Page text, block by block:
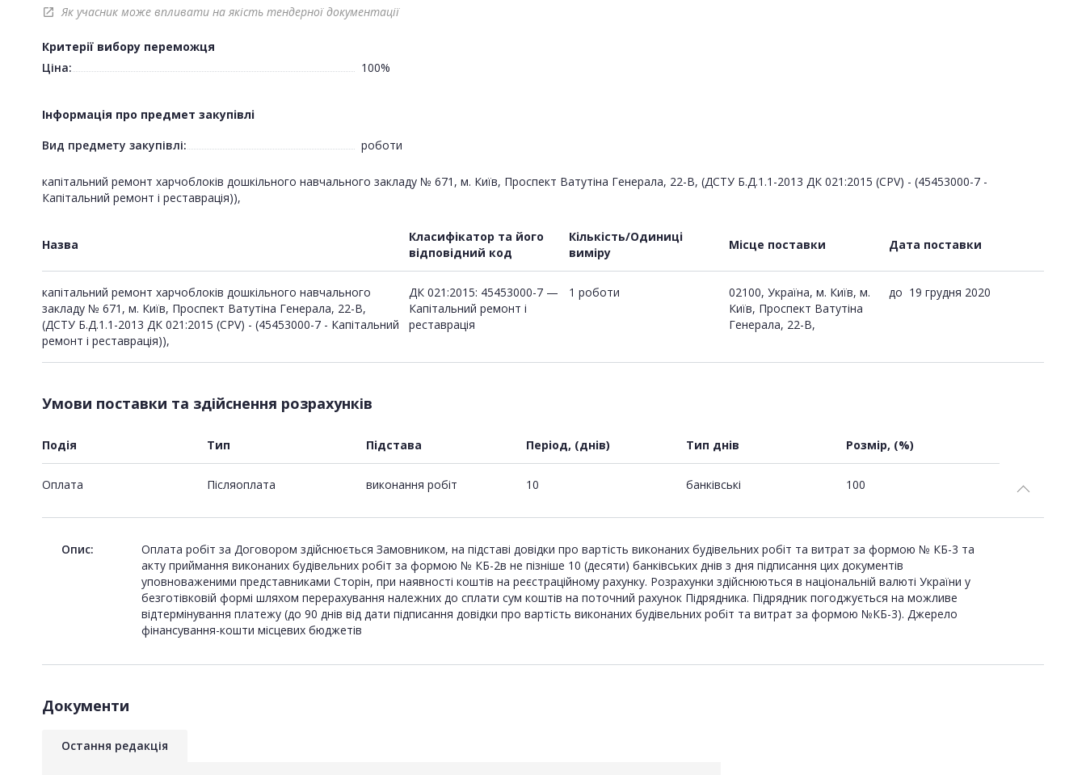
open_in_new Як учасник може впливати на якість тендерної документації
Критерії вибору переможця
Ціна:
100%
Інформація про предмет закупівлі
Вид предмету закупівлі:
роботи
капітальний ремонт харчоблоків дошкільного навчального закладу № 671, м. Київ, Проспект Ватутіна Генерала, 22-В, (ДСТУ Б.Д.1.1-2013 ДК 021:2015 (CPV) - (45453000-7 -
Капітальний ремонт і реставрація)),
Назва
Класифікатор та його
відповідний код
Кількість/Одиниці
виміру
Місце поставки Дата поставки
капітальний ремонт харчоблоків дошкільного навчального
закладу № 671, м. Київ, Проспект Ватутіна Генерала, 22-В,
(ДСТУ Б.Д.1.1-2013 ДК 021:2015 (CPV) - (45453000-7 - Капітальний
ремонт і реставрація)),
ДК 021:2015: 45453000-7 —
Капітальний ремонт і
реставрація
1 роботи
02100, Україна, м. Київ, м.
Київ, Проспект Ватутіна
Генерала, 22-В,
до 19 грудня 2020
Умови поставки та здійснення розрахунків
Подія Тип Підстава Період, (днів) Тип днів Розмір, (%)
Оплата Пiсляоплата виконання робіт 10 банківські 100
Опис:
Оплата робіт за Договором здійснюється Замовником, на підставі довідки про вартість виконаних будівельних робіт та витрат за формою № КБ-3 та
акту приймання виконаних будівельних робіт за формою № КБ-2в не пізніше 10 (десяти) банківських днів з дня підписання цих документів
уповноваженими представниками Сторін, при наявності коштів на реєстраційному рахунку. Розрахунки здійснюються в національній валюті України у
безготівковій формі шляхом перерахування належних до сплати сум коштів на поточний рахунок Підрядника. Підрядник погоджується на можливе
відтермінування платежу (до 90 днів від дати підписання довідки про вартість виконаних будівельних робіт та витрат за формою №КБ-3). Джерело
фінансування-кошти місцевих бюджетів
Документи
Остання редакція